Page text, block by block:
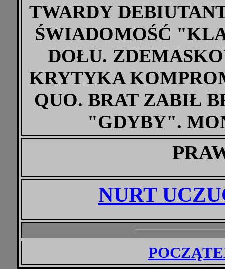
TWARDY
ŚWIADOMOŚĆ
DOŁU.
KRYTYKA
QUO. BRAT ZABIŁ
"GDYBY".
NURT